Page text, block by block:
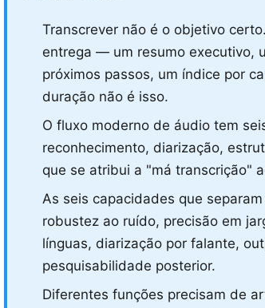
Transcrever não é o objetivo
entrega — um resumo executivo,
próximos passos, um índice por
duração não é isso.
O fluxo moderno de áudio tem
reconhecimento, diarização,
que se atribui a "má transcrição"
As seis capacidades que
robustez ao ruído, precisão em
línguas, diarização por falante,
pesquisabilidade posterior.
Diferentes funções precisam de